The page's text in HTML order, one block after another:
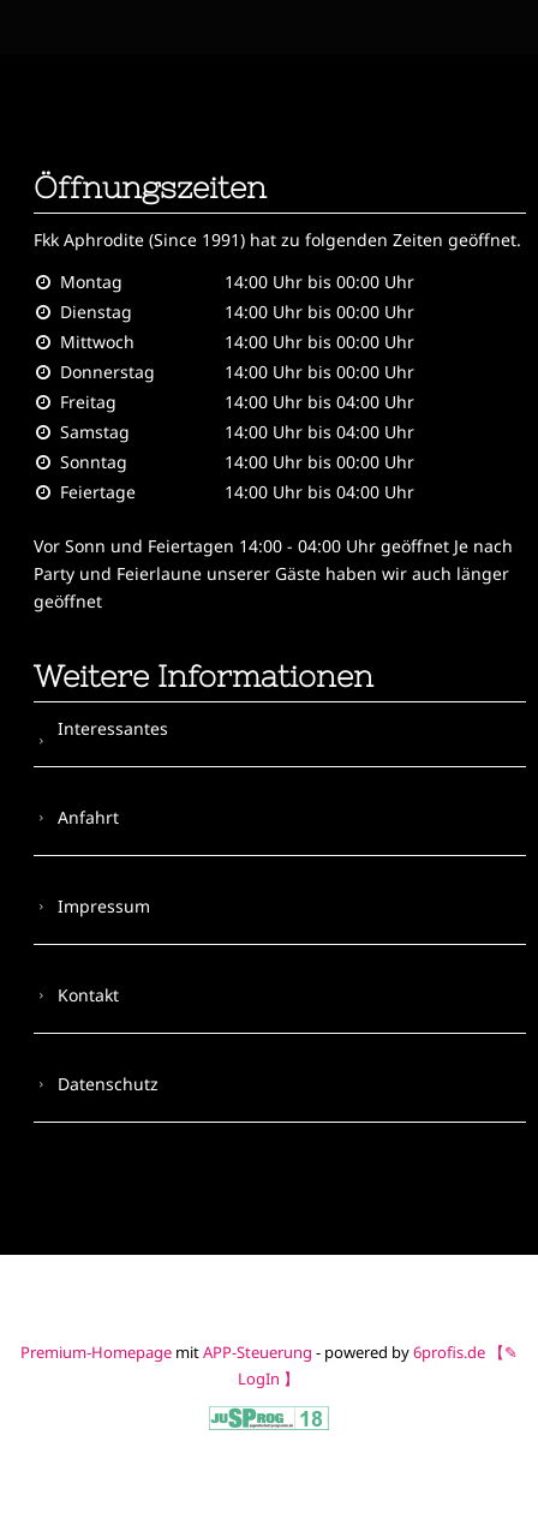
Öffnungszeiten
Fkk Aphrodite (Since 1991)hat zu folgenden Zeiten geöffnet.
Montag
14:00 Uhr bis 00:00 Uhr
Dienstag
14:00 Uhr bis 00:00 Uhr
Mittwoch
14:00 Uhr bis 00:00 Uhr
Donnerstag
14:00 Uhr bis 00:00 Uhr
Freitag
14:00 Uhr bis 04:00 Uhr
Samstag
14:00 Uhr bis 04:00 Uhr
Sonntag
14:00 Uhr bis 00:00 Uhr
Feiertage
14:00 Uhr bis 04:00 Uhr
Vor Sonn und Feiertagen 14:00 - 04:00 Uhr geöffnet Je nach
Party und Feierlaune unserer Gäste haben wir auch länger
geöffnet
Weitere Informationen
Interessantes
Anfahrt
Impressum
Kontakt
Datenschutz
Premium-HomepagemitAPP-Steuerung - powered by6profis.de
【✎
LogIn 】